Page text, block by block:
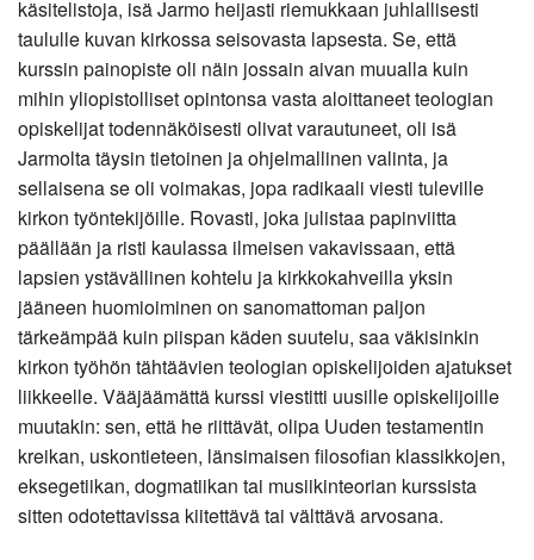
käsitelistoja, isä Jarmo heijasti riemukkaan juhlallisesti
taululle kuvan kirkossa seisovasta lapsesta. Se, että
kurssin painopiste oli näin jossain aivan muualla kuin
mihin yliopistolliset opintonsa vasta aloittaneet teologian
opiskelijat todennäköisesti olivat varautuneet, oli isä
Jarmolta täysin tietoinen ja ohjelmallinen valinta, ja
sellaisena se oli voimakas, jopa radikaali viesti tuleville
kirkon työntekijöille. Rovasti, joka julistaa papinviitta
päällään ja risti kaulassa ilmeisen vakavissaan, että
lapsien ystävällinen kohtelu ja kirkkokahveilla yksin
jääneen huomioiminen on sanomattoman paljon
tärkeämpää kuin piispan käden suutelu, saa väkisinkin
kirkon työhön tähtäävien teologian opiskelijoiden ajatukset
liikkeelle. Vääjäämättä kurssi viestitti uusille opiskelijoille
muutakin: sen, että he riittävät, olipa Uuden testamentin
kreikan, uskontieteen, länsimaisen filosofian klassikkojen,
eksegetiikan, dogmatiikan tai musiikinteorian kurssista
sitten odotettavissa kiitettävä tai välttävä arvosana.